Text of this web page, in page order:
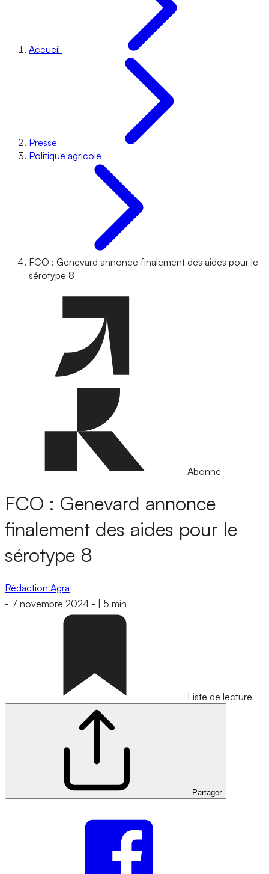
Accueil
Presse
Politique agricole
FCO : Genevard annonce finalement des aides pour le
sérotype 8
Abonné
FCO : Genevard annonce
finalement des aides pour le
sérotype 8
Rédaction Agra
- 7 novembre 2024 - 5 min
Liste de lecture
Partager